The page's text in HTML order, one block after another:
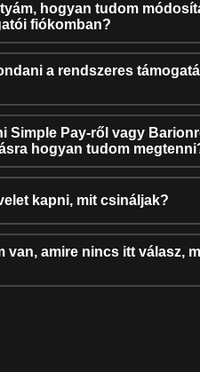
hogyan tudom
fiókomban?
a rendszeres
Simple Pay-ről vagy
hogyan tudom
kapni, mit csináljak?
van, amire nincs itt válasz,